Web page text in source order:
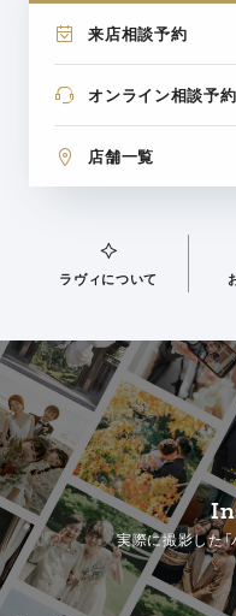
来店相談予約
オンライン相談予約
店舗一覧
ラヴィについて
実際に撮影した